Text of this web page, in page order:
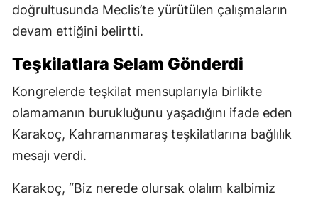
doğrultusunda Meclis’te yürütülen çalışmaların
devam ettiğini belirtti.
Teşkilatlara Selam Gönderdi
Kongrelerde teşkilat mensuplarıyla birlikte
olamamanın burukluğunu yaşadığını ifade eden
Karakoç, Kahramanmaraş teşkilatlarına bağlılık
mesajı verdi.
Karakoç, “Biz nerede olursak olalım kalbimiz